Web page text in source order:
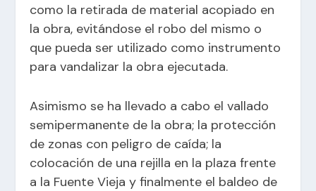
como la retirada de material acopiado en
la obra, evitándose el robo del mismo o
que pueda ser utilizado como instrumento
para vandalizar la obra ejecutada.
Asimismo se ha llevado a cabo el vallado
semipermanente de la obra; la protección
de zonas con peligro de caída; la
colocación de una rejilla en la plaza frente
a la Fuente Vieja y finalmente el baldeo de